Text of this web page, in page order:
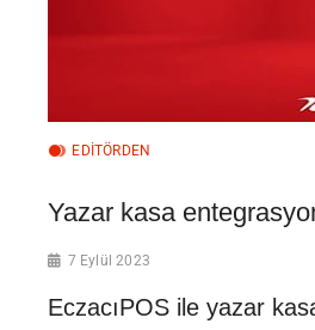
EDİTÖRDEN
Yazar kasa
7 Eylül 2023
EczacıPOS ile yazar